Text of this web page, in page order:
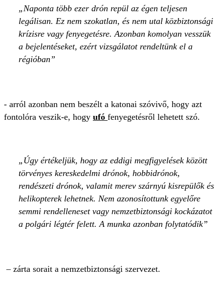
Naponta több ezer drón repül az égen teljesen
legálisan. Ez nem szokatlan, és nem utal közbiztonsági
krízisre vagy fenyegetésre. Azonban komolyan vesszük
a bejelentéseket, ezért vizsgálatot rendeltünk el a
régióban
- arról azonban nem beszélt a katonai szóvivő, hogy azt
fontolóra veszik-e, hogy ufó fenyegetésről lehetett szó.
Úgy értékeljük, hogy az eddigi megfigyelések között
törvényes kereskedelmi drónok, hobbidrónok,
rendészeti drónok, valamit merev szárnyú kisrepülők és
helikopterek lehetnek. Nem azonosítottunk egyelőre
semmi rendelleneset vagy nemzetbiztonsági kockázatot
a polgári légtér felett. A munka azonban folytatódik
– zárta sorait a nemzetbiztonsági szervezet.